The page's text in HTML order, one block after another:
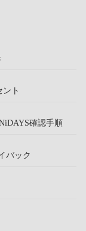
ト
確認手順
バック